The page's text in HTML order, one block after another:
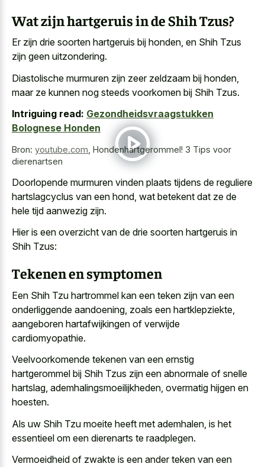
Wat zijn hartgeruis in de Shih Tzus?
Er zijn drie soorten hartgeruis bij honden, en Shih Tzus
zijn geen uitzondering.
Diastolische murmuren zijn zeer zeldzaam bij honden,
maar ze kunnen nog steeds voorkomen bij Shih Tzus.
Intriguing read: Gezondheidsvraagstukken
Bolognese Honden
Bron: youtube.com Hondenhartgerommel! 3 Tips voor
dierenartsen
Doorlopende murmuren vinden plaats tijdens de reguliere
hartslagcyclus van een hond, wat betekent dat ze de
hele tijd aanwezig zijn.
Hier is een overzicht van de drie soorten hartgeruis in
Shih Tzus:
Tekenen en symptomen
Een Shih Tzu hartrommel kan een teken zijn van een
onderliggende aandoening, zoals een hartklepziekte,
aangeboren hartafwijkingen of verwijde
cardiomyopathie.
Veelvoorkomende tekenen van een ernstig
hartgerommel bij Shih Tzus zijn een abnormale of snelle
hartslag, ademhalingsmoeilijkheden, overmatig hijgen en
hoesten.
Als uw Shih Tzu moeite heeft met ademhalen, is het
essentieel om een dierenarts te raadplegen.
Vermoeidheid of zwakte is een ander teken van een